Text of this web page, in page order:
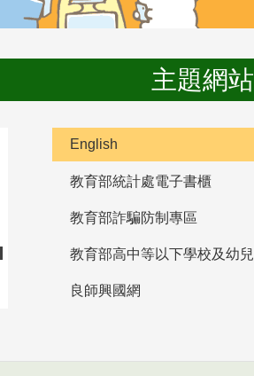
主題網站
English
教育部統計處電子書櫃
教育部詐騙防制專區
良師興國網